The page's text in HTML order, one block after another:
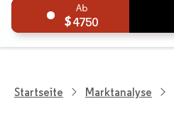
4750
Startseite Marktanalyse